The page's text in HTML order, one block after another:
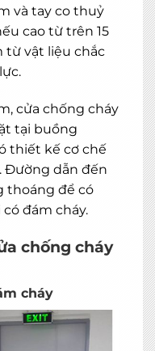
và tay co thuỷ
cao từ trên 15
từ vật liệu chắc
cửa chống cháy
tại buồng
thiết kế cơ chế
Đường dẫn đến
thoáng để có
đám cháy.
chống cháy
cháy